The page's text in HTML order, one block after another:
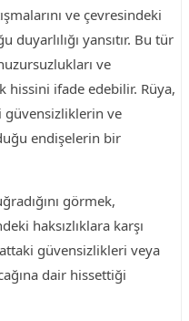
ve çevresindeki
yansıtır. Bu tür
ve
hissini ifade edebilir. Rüya,
güvensizliklerin ve
endişelerin bir
görmek,
haksızlıklara karşı
güvensizlikleri veya
dair hissettiği